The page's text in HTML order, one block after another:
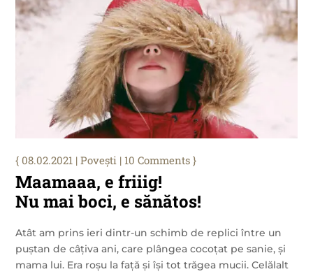
Maamaaa, e friiig!
Nu mai boci, e sănătos!
08.02.2021 |Povești | 10 Comments
Atât am prins ieri dintr-un schimb de replici între un
puștan de câțiva ani, care plângea cocoțat pe sanie, și
mama lui. Era roșu la față și își tot trăgea mucii. Celălalt